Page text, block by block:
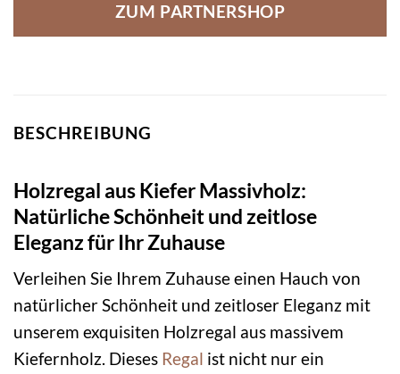
ZUM PARTNERSHOP
BESCHREIBUNG
Holzregal aus Kiefer Massivholz:
Natürliche Schönheit und zeitlose
Eleganz für Ihr Zuhause
Verleihen Sie Ihrem Zuhause einen Hauch von
natürlicher Schönheit und zeitloser Eleganz mit
unserem exquisiten Holzregal aus massivem
Kiefernholz. Dieses Regal ist nicht nur ein